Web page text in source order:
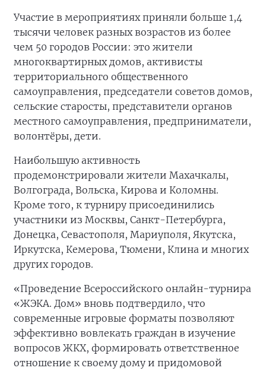
Участие в мероприятиях приняли больше 1,4
тысячи человек разных возрастов из более
чем 50 городов России: это жители
многоквартирных домов, активисты
территориального общественного
самоуправления, председатели советов домов,
сельские старосты, представители органов
местного самоуправления, предприниматели,
волонтёры, дети.
Наибольшую активность
продемонстрировали жители Махачкалы,
Волгограда, Вольска, Кирова и Коломны.
Кроме того, к турниру присоединились
участники из Москвы, Санкт-Петербурга,
Донецка, Севастополя, Мариуполя, Якутска,
Иркутска, Кемерова, Тюмени, Клина и многих
других городов.
«Проведение Всероссийского онлайн-турнира
«ЖЭКА. Дом» вновь подтвердило, что
современные игровые форматы позволяют
эффективно вовлекать граждан в изучение
вопросов ЖКХ, формировать ответственное
отношение к своему дому и придомовой